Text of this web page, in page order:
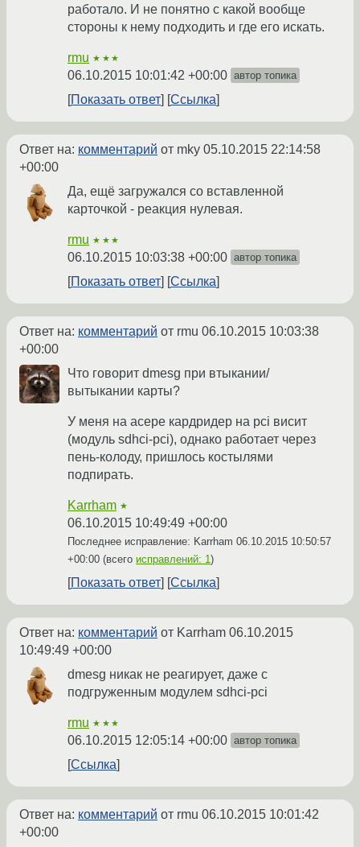
работало. И не понятно с какой вообще
стороны к нему подходить и где его искать.
rmu ★★★
06.10.2015 10:01:42 +00:00 автор топика
Показать ответ Ссылка
Ответ на: комментарий от mky 05.10.2015 22:14:58
+00:00
Да, ещё загружался со вставленной
карточкой - реакция нулевая.
rmu ★★★
06.10.2015 10:03:38 +00:00 автор топика
Показать ответ Ссылка
Ответ на: комментарий от rmu 06.10.2015 10:03:38
+00:00
Что говорит dmesg при втыкании/
вытыкании карты?
У меня на асере кардридер на pci висит
(модуль sdhci-pci), однако работает через
пень-колоду, пришлось костылями
подпирать.
Karrham ★
06.10.2015 10:49:49 +00:00
Последнее исправление: Karrham 06.10.2015 10:50:57
+00:00 (всего исправлений: 1)
Показать ответ Ссылка
Ответ на: комментарий от Karrham 06.10.2015
10:49:49 +00:00
dmesg никак не реагирует, даже с
подгруженным модулем sdhci-pci
rmu ★★★
06.10.2015 12:05:14 +00:00 автор топика
Ссылка
Ответ на: комментарий от rmu 06.10.2015 10:01:42
+00:00